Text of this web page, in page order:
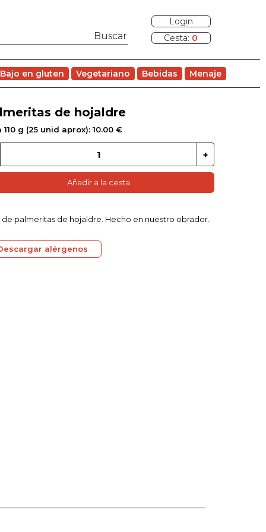
Login
Cesta: 0
Bajo en gluten Vegetariano Bebidas Menaje
de hojaldre
110 g (25 unid aprox): 10.00 €
Añadir a la cesta
de palmeritas de hojaldre. Hecho en nuestro obrador.
alérgenos